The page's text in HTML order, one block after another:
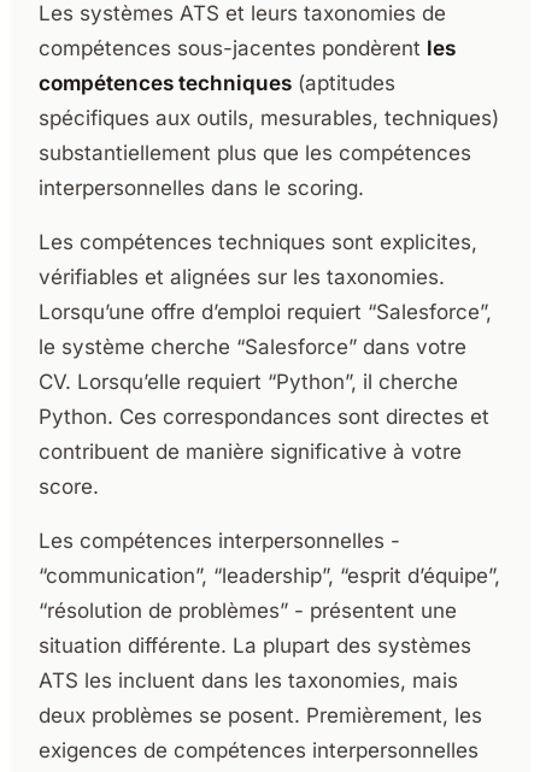
Les systèmes ATS et leurs taxonomies de
compétences sous-jacentes pondèrent les
compétences techniques (aptitudes
spécifiques aux outils, mesurables, techniques)
substantiellement plus que les compétences
interpersonnelles dans le scoring.
Les compétences techniques sont explicites,
vérifiables et alignées sur les taxonomies.
Lorsqu’une offre d’emploi requiert “Salesforce”,
le système cherche “Salesforce” dans votre
CV. Lorsqu’elle requiert “Python”, il cherche
Python. Ces correspondances sont directes et
contribuent de manière significative à votre
score.
Les compétences interpersonnelles -
“communication”, “leadership”, “esprit d’équipe”,
“résolution de problèmes” - présentent une
situation différente. La plupart des systèmes
ATS les incluent dans les taxonomies, mais
deux problèmes se posent. Premièrement, les
exigences de compétences interpersonnelles